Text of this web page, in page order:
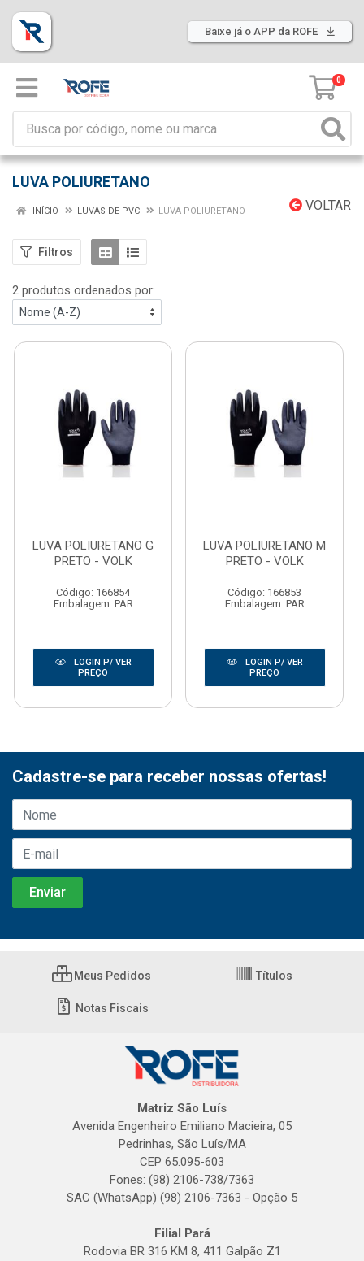
Baixe já o APP da ROFE
0
LUVA POLIURETANO
VOLTAR
INÍCIO LUVAS DE PVC LUVA POLIURETANO
Filtros
2 produtos ordenados por:
LUVA POLIURETANO G
PRETO - VOLK
Código: 166854
Embalagem: PAR
LOGIN P/ VER
PREÇO
LUVA POLIURETANO M
PRETO - VOLK
Código: 166853
Embalagem: PAR
LOGIN P/ VER
PREÇO
Cadastre-se para receber nossas ofertas!
Meus Pedidos Títulos
Notas Fiscais
Matriz São Luís
Avenida Engenheiro Emiliano Macieira, 05
Pedrinhas, São Luís/MA
CEP 65.095-603
Fones: (98) 2106-738/7363
SAC (WhatsApp) (98) 2106-7363 - Opção 5
Filial Pará
Rodovia BR 316 KM 8, 411 Galpão Z1